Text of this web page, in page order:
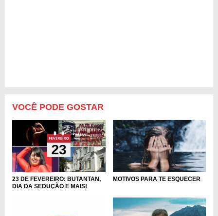
VOCÊ PODE GOSTAR
23 DE FEVEREIRO: BUTANTAN,
DIA DA SEDUÇÃO E MAIS!
MOTIVOS PARA TE ESQUECER